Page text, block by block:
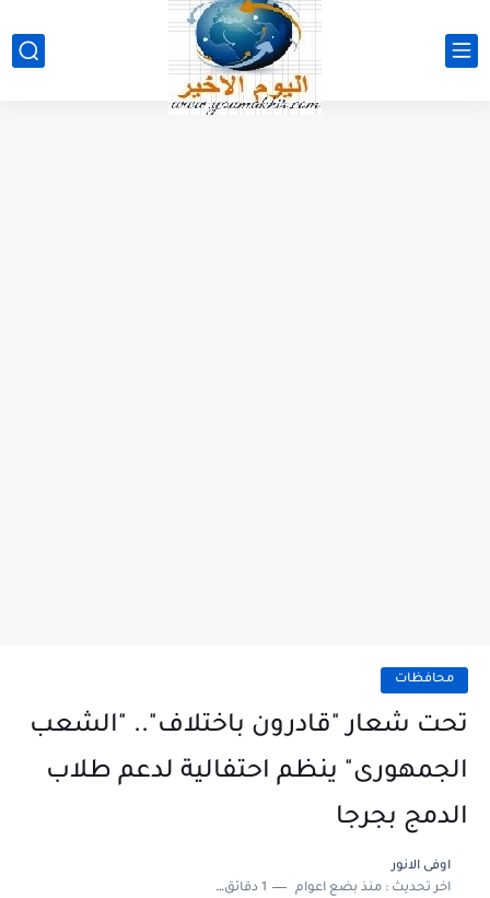
محافظات
تحت شعار "قادرون باختلاف".. "الشعب
الجمهورى" ينظم احتفالية لدعم طلاب
الدمج بجرجا
اوفى الانور
اخر تحديث :منذ بضع اعوام 1 دقائق للقراءة